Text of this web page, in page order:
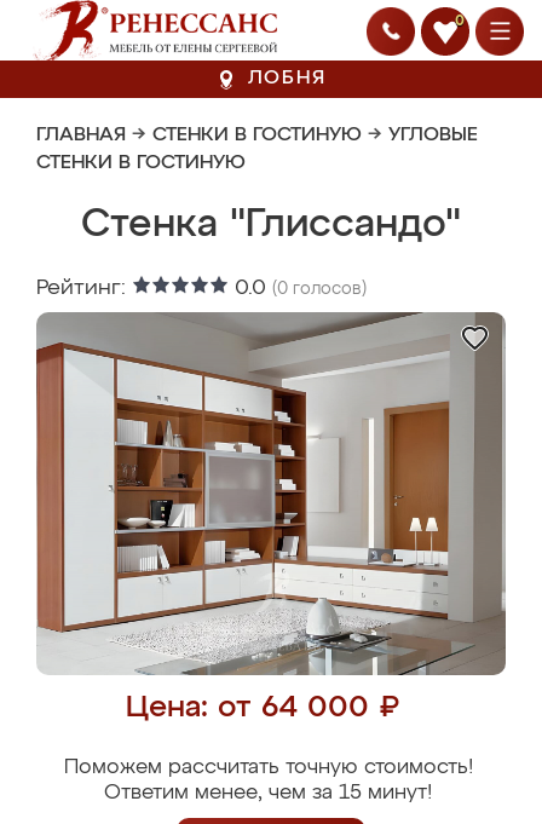
0
ЛОБНЯ
ГЛАВНАЯ → СТЕНКИ В ГОСТИНУЮ → УГЛОВЫЕ
СТЕНКИ В ГОСТИНУЮ
Стенка "Глиссандо"
Рейтинг: 0.0 (0 голосов)
Цена: от 64 000 ₽
Поможем рассчитать точную стоимость!
Ответим менее, чем за 15 минут!